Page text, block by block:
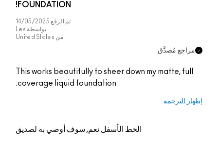
FOUNDATION!
تم الرفع 14/05/2025
بواسطة Les
من United States
مراجع مُصدَّق
This works beautifully to sheer down my matte, full
coverage liquid foundation.
إظهار الترجمة
الخط الأسفلنعم, سوف أوصي به لصديق